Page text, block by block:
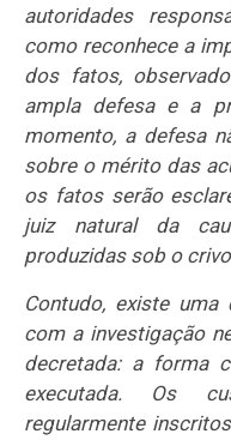
autoridades
como reconhece a
dos fatos,
ampla defesa e a
momento, a defesa
sobre o mérito das
os fatos serão
juiz natural da
produzidas sob o
Contudo, existe
com a investigação
decretada: a forma
executada. Os
regularmente